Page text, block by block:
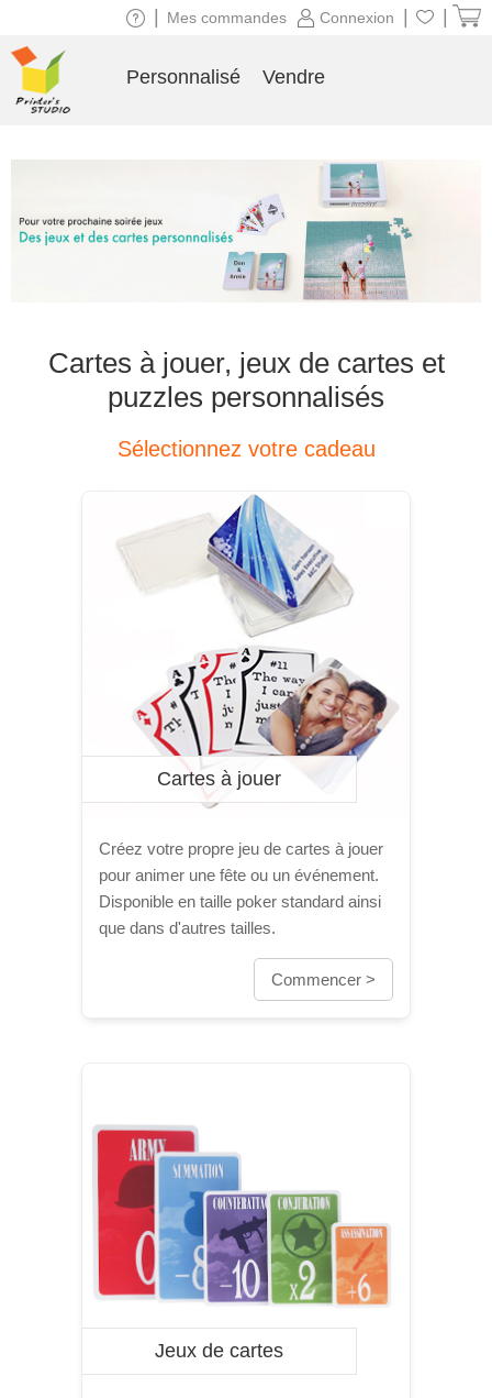
Cartes à jouer, jeux de cartes et
puzzles personnalisés
Sélectionnez votre cadeau
Cartes à jouer
Créez votre propre jeu de cartes à jouer
pour animer une fête ou un événement.
Disponible en taille poker standard ainsi
que dans d'autres tailles.
Commencer >
Jeux de cartes
Connexion
Mes commandes
Personnalisé Vendre